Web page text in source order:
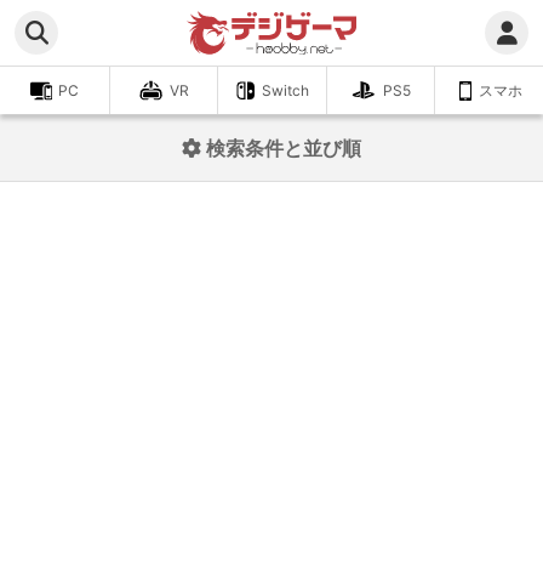
PC VR Switch PS5 スマホ
検索条件と並び順